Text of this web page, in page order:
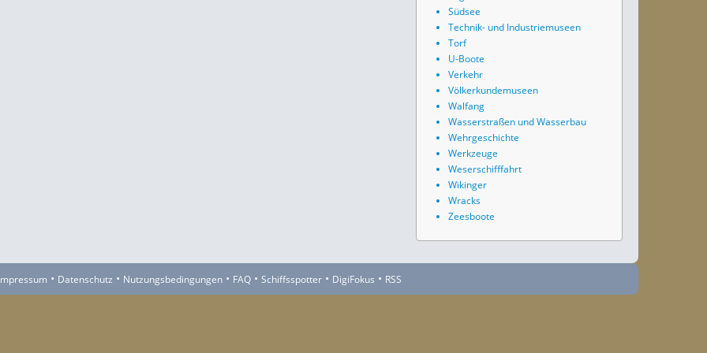
Südsee
Technik- und Industriemuseen
Torf
U-Boote
Verkehr
Völkerkundemuseen
Walfang
Wasserstraßen und Wasserbau
Wehrgeschichte
Werkzeuge
Weserschifffahrt
Wikinger
Wracks
Zeesboote
• Datenschutz • Nutzungsbedingungen• FAQ• Schiffsspotter• DigiFokus • RSS